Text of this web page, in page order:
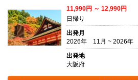
11,990円 ～ 12,990円
日帰り
出発月
2026年 11月 ~ 2026年
出発地
大阪府